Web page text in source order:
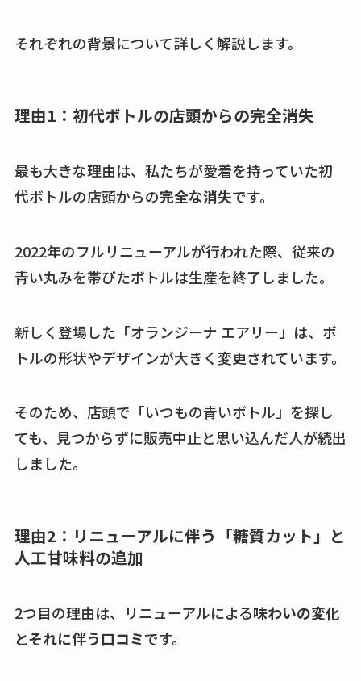
それぞれの背景について詳しく解説します。
理由1：初代ボトルの店頭からの完全消失
最も大きな理由は、私たちが愛着を持っていた初
代ボトルの店頭からの完全な消失です。
2022年のフルリニューアルが行われた際、従来の
青い丸みを帯びたボトルは生産を終了しました。
新しく登場した「オランジーナ エアリー」は、ボ
トルの形状やデザインが大きく変更されています。
そのため、店頭で「いつもの青いボトル」を探し
ても、見つからずに販売中止と思い込んだ人が続出
しました。
理由2：リニューアルに伴う「糖質カット」と
人工甘味料の追加
2つ目の理由は、リニューアルによる味わいの変化
とそれに伴う口コミです。